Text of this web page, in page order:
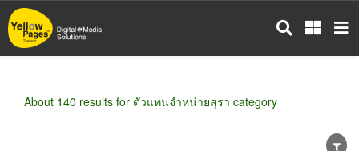
Skip
to
main
About 140 results for ตัวแทนจำหน่ายสุรา category